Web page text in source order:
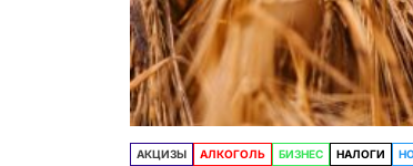
АКЦИЗЫ АЛКОГОЛЬ БИЗНЕС НАЛОГИ